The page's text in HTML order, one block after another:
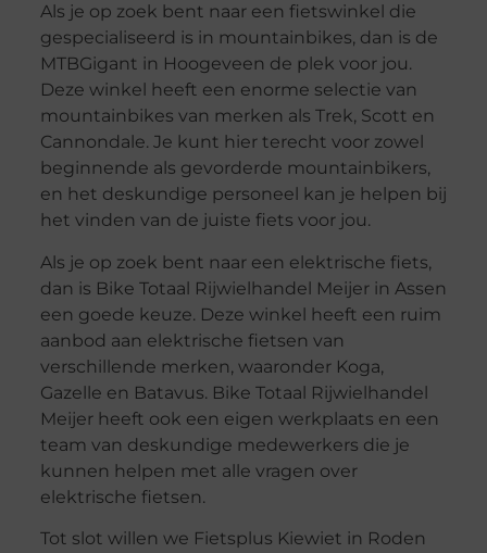
Als je op zoek bent naar een fietswinkel die
gespecialiseerd is in mountainbikes, dan is de
MTBGigant in Hoogeveen de plek voor jou.
Deze winkel heeft een enorme selectie van
mountainbikes van merken als Trek, Scott en
Cannondale. Je kunt hier terecht voor zowel
beginnende als gevorderde mountainbikers,
en het deskundige personeel kan je helpen bij
het vinden van de juiste fiets voor jou.
Als je op zoek bent naar een elektrische fiets,
dan is Bike Totaal Rijwielhandel Meijer in Assen
een goede keuze. Deze winkel heeft een ruim
aanbod aan elektrische fietsen van
verschillende merken, waaronder Koga,
Gazelle en Batavus. Bike Totaal Rijwielhandel
Meijer heeft ook een eigen werkplaats en een
team van deskundige medewerkers die je
kunnen helpen met alle vragen over
elektrische fietsen.
Tot slot willen we Fietsplus Kiewiet in Roden